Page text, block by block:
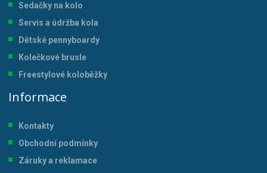
Sedačky na kolo
Servis a údržba kola
Dětské pennyboardy
Kolečkové brusle
Freestylové koloběžky
Informace
Kontakty
Obchodní podmínky
Záruky a reklamace